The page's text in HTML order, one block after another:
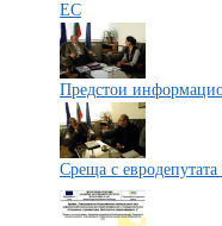
ЕС
Предстои
Среща с